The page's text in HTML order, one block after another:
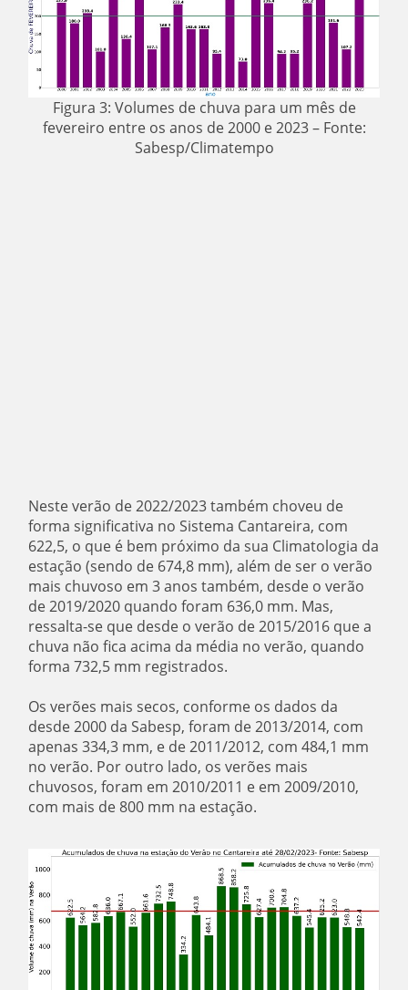
Figura 3: Volumes de chuva para um mês de
fevereiro entre os anos de 2000 e 2023 – Fonte:
Sabesp/Climatempo
Neste verão de 2022/2023 também choveu de
forma significativa no Sistema Cantareira, com
622,5, o que é bem próximo da sua Climatologia da
estação (sendo de 674,8 mm), além de ser o verão
mais chuvoso em 3 anos também, desde o verão
de 2019/2020 quando foram 636,0 mm. Mas,
ressalta-se que desde o verão de 2015/2016 que a
chuva não fica acima da média no verão, quando
forma 732,5 mm registrados.
Os verões mais secos, conforme os dados da
desde 2000 da Sabesp, foram de 2013/2014, com
apenas 334,3 mm, e de 2011/2012, com 484,1 mm
no verão. Por outro lado, os verões mais
chuvosos, foram em 2010/2011 e em 2009/2010,
com mais de 800 mm na estação.